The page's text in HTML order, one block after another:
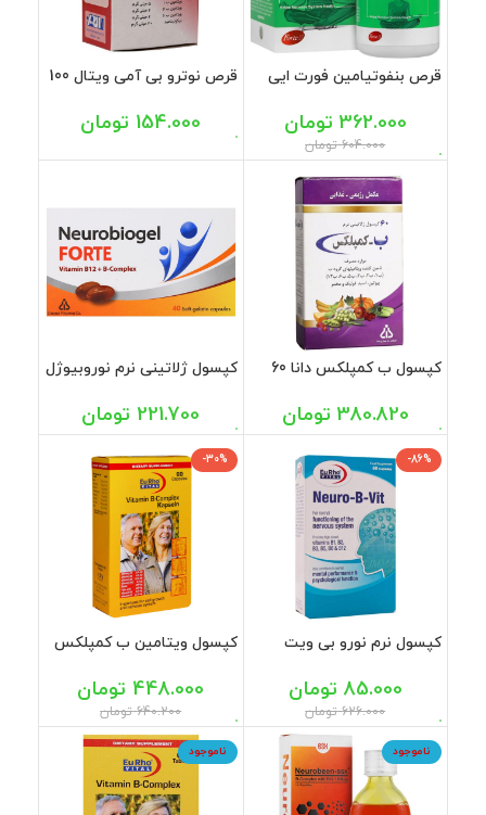
قرص بنفوتیامین فورت ایی
604.000 تومان
362.000 تومان
قرص نوترو بی آمی ویتال 100
154.000 تومان
کپسول ب کمپلکس دانا 60
380.820 تومان
کپسول ژلاتینی نرم نوروبیوژل
221.700 تومان
-86%
کپسول نرم نورو بی ویت
626.000 تومان
85.000 تومان
-30%
کپسول ویتامین ب کمپلکس
640.200 تومان
448.000 تومان
ناموجود ناموجود